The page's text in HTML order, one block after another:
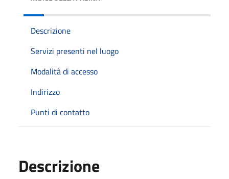
Descrizione
Servizi presenti nel luogo
Modalità di accesso
Indirizzo
Punti di contatto
Descrizione